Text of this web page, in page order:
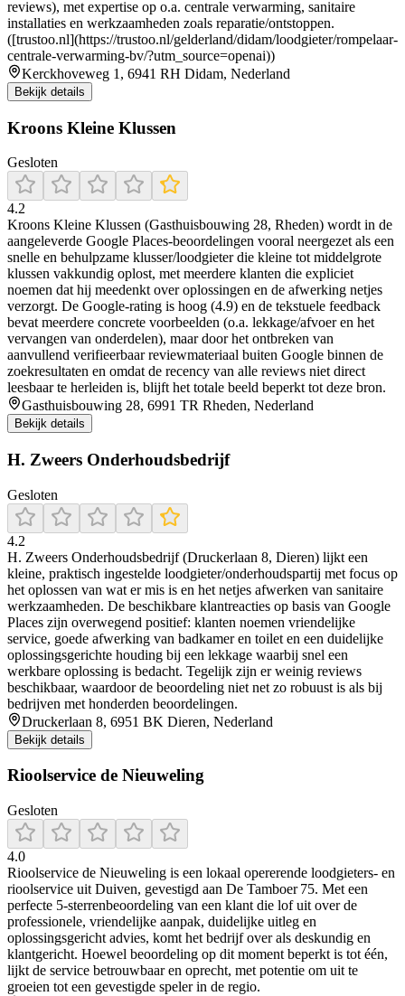
reviews), met expertise op o.a. centrale verwarming, sanitaire
installaties en werkzaamheden zoals reparatie/ontstoppen.
([trustoo.nl](https://trustoo.nl/gelderland/didam/loodgieter/rompelaar-
centrale-verwarming-bv/?utm_source=openai))
Kerckhoveweg 1, 6941 RH Didam, Nederland
Bekijk details
Kroons Kleine Klussen
Gesloten
4.2
Kroons Kleine Klussen (Gasthuisbouwing 28, Rheden) wordt in de
aangeleverde Google Places-beoordelingen vooral neergezet als een
snelle en behulpzame klusser/loodgieter die kleine tot middelgrote
klussen vakkundig oplost, met meerdere klanten die expliciet
noemen dat hij meedenkt over oplossingen en de afwerking netjes
verzorgt. De Google-rating is hoog (4.9) en de tekstuele feedback
bevat meerdere concrete voorbeelden (o.a. lekkage/afvoer en het
vervangen van onderdelen), maar door het ontbreken van
aanvullend verifieerbaar reviewmateriaal buiten Google binnen de
zoekresultaten en omdat de recency van alle reviews niet direct
leesbaar te herleiden is, blijft het totale beeld beperkt tot deze bron.
Gasthuisbouwing 28, 6991 TR Rheden, Nederland
Bekijk details
H. Zweers Onderhoudsbedrijf
Gesloten
4.2
H. Zweers Onderhoudsbedrijf (Druckerlaan 8, Dieren) lijkt een
kleine, praktisch ingestelde loodgieter/onderhoudspartij met focus op
het oplossen van wat er mis is en het netjes afwerken van sanitaire
werkzaamheden. De beschikbare klantreacties op basis van Google
Places zijn overwegend positief: klanten noemen vriendelijke
service, goede afwerking van badkamer en toilet en een duidelijke
oplossingsgerichte houding bij een lekkage waarbij snel een
werkbare oplossing is bedacht. Tegelijk zijn er weinig reviews
beschikbaar, waardoor de beoordeling niet net zo robuust is als bij
bedrijven met honderden beoordelingen.
Druckerlaan 8, 6951 BK Dieren, Nederland
Bekijk details
Rioolservice de Nieuweling
Gesloten
4.0
Rioolservice de Nieuweling is een lokaal opererende loodgieters- en
rioolservice uit Duiven, gevestigd aan De Tamboer 75. Met een
perfecte 5‑sterrenbeoordeling van een klant die lof uit over de
professionele, vriendelijke aanpak, duidelijke uitleg en
oplossingsgericht advies, komt het bedrijf over als deskundig en
klantgericht. Hoewel beoordeling op dit moment beperkt is tot één,
lijkt de service betrouwbaar en oprecht, met potentie om uit te
groeien tot een gevestigde speler in de regio.